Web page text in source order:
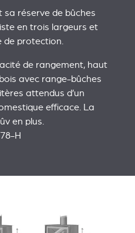
sa réserve de bûches
en trois largeurs et
de protection.
de rangement, haut
avec range-bûches
attendus d’un
efficace. La
en plus.
H